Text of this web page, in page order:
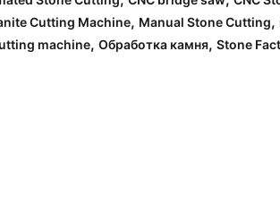
Cutting Machine, Manual Stone Cutting,
machine, Обработка камня, Stone